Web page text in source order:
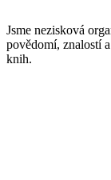
Jsme nezisková
povědomí, znalostí
knih.